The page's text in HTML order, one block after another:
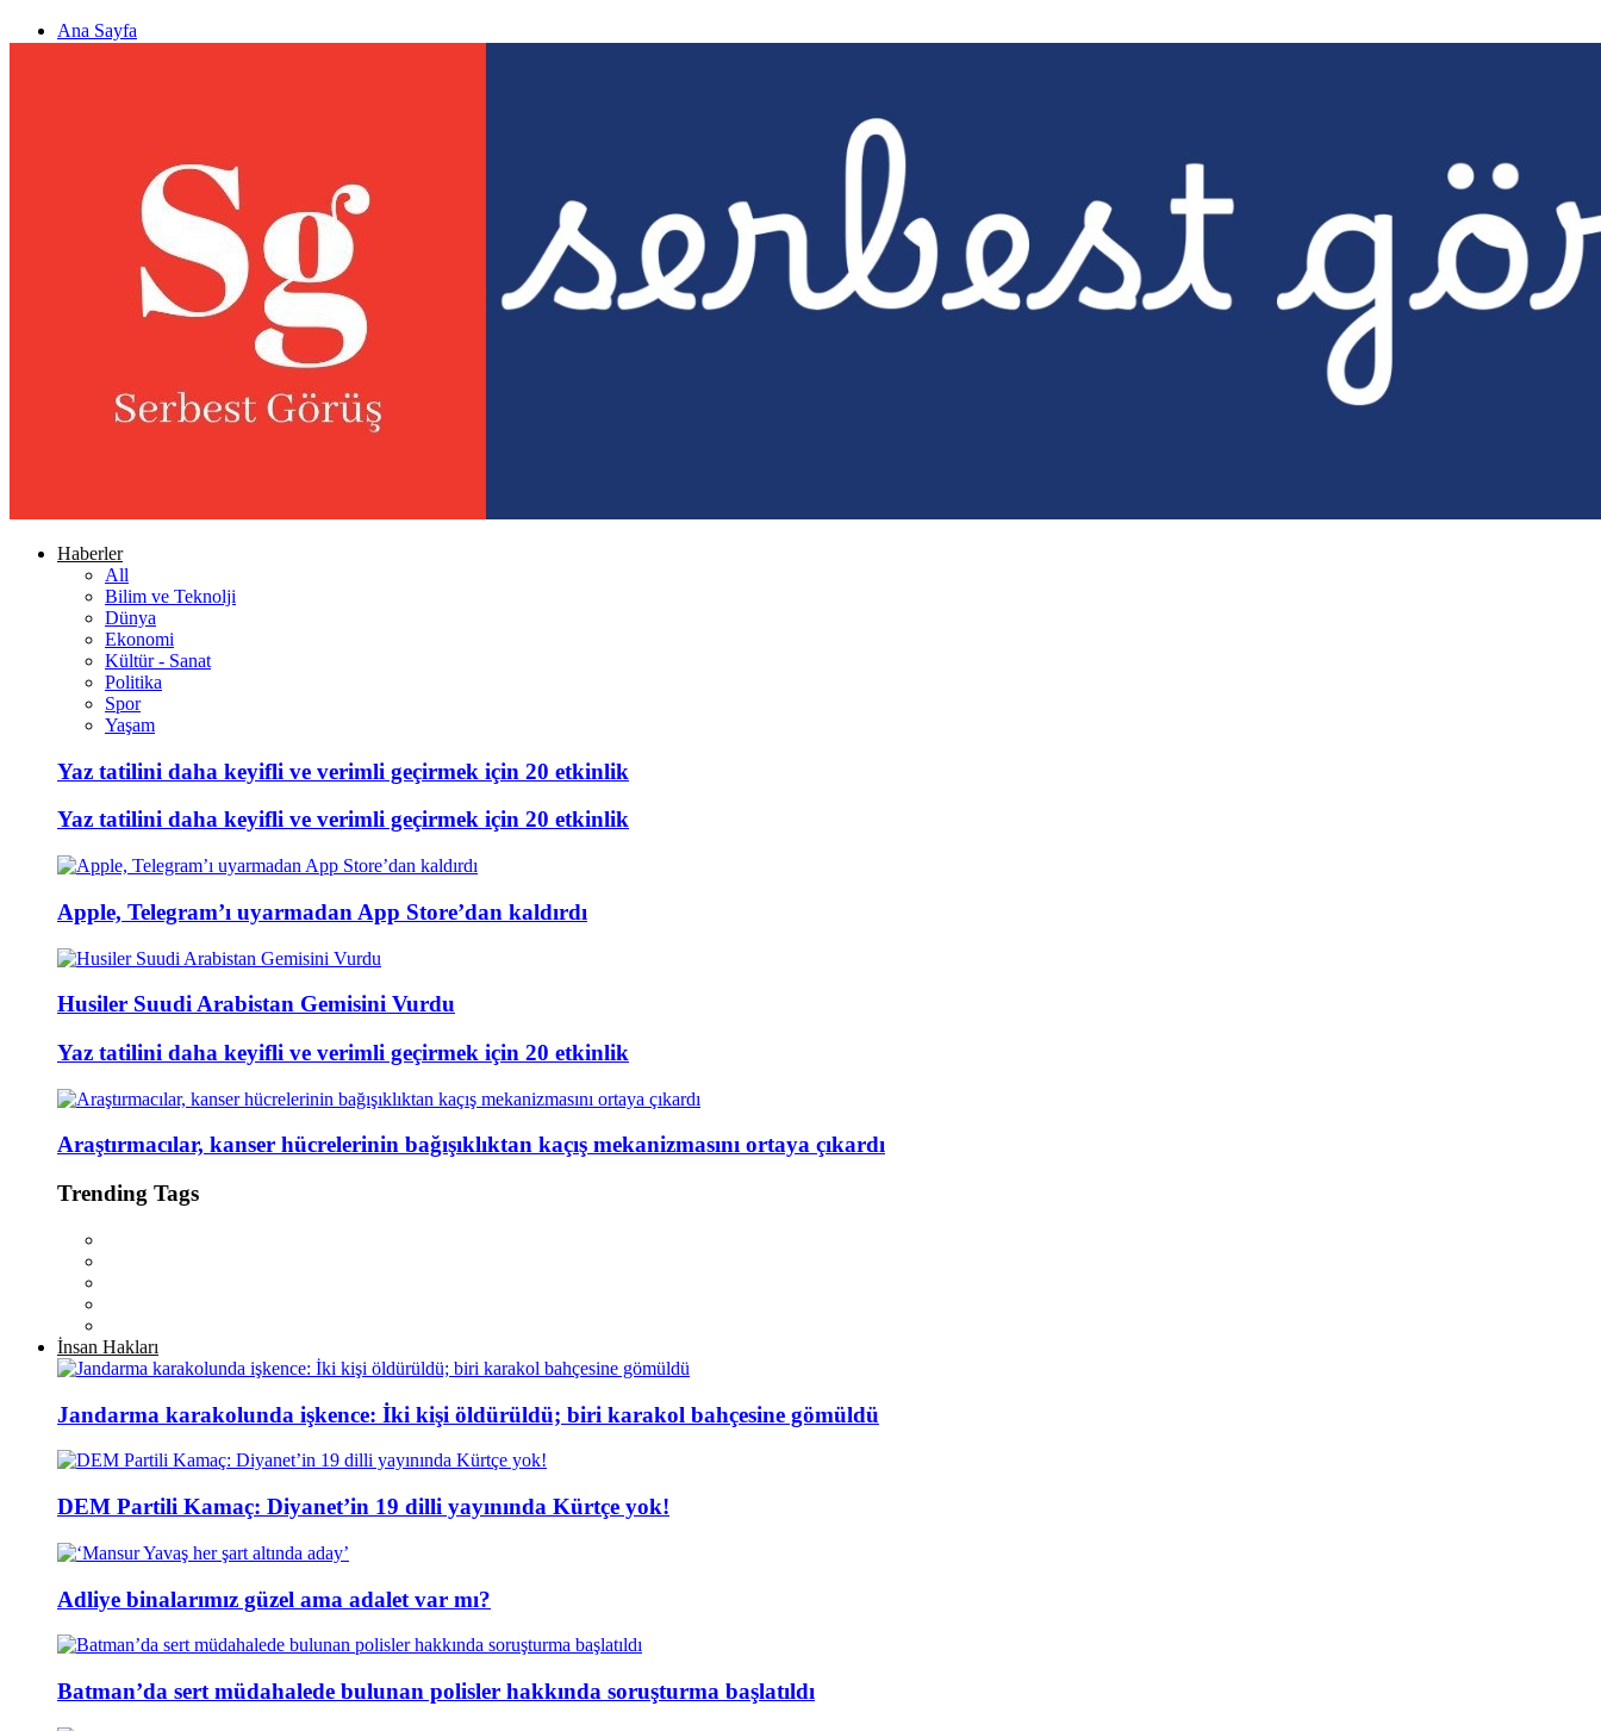
Ana Sayfa
Haberler
All
Bilim ve Teknolji
Dünya
Ekonomi
Kültür - Sanat
Politika
Spor
Yaşam
Yaz tatilini daha keyifli ve verimli geçirmek için 20 etkinlik
Yaz tatilini daha keyifli ve verimli geçirmek için 20 etkinlik
Apple, Telegram’ı uyarmadan App Store’dan kaldırdı
Husiler Suudi Arabistan Gemisini Vurdu
Yaz tatilini daha keyifli ve verimli geçirmek için 20 etkinlik
Araştırmacılar, kanser hücrelerinin bağışıklıktan kaçış mekanizmasını ortaya çıkardı
Trending Tags
İnsan Hakları
Jandarma karakolunda işkence: İki kişi öldürüldü; biri karakol bahçesine gömüldü
DEM Partili Kamaç: Diyanet’in 19 dilli yayınında Kürtçe yok!
Adliye binalarımız güzel ama adalet var mı?
Batman’da sert müdahalede bulunan polisler hakkında soruşturma başlatıldı